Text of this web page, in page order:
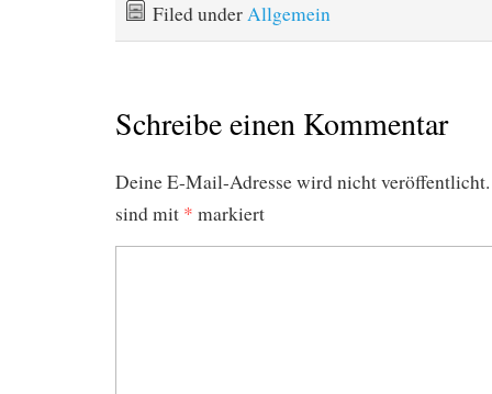
Filed underAllgemein
Schreibe einen Kommentar
Deine E-Mail-Adresse wird nicht veröffentlicht.
sind mit * markiert